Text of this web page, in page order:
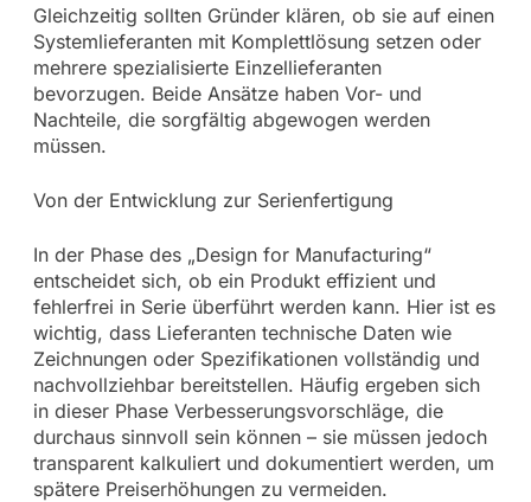
Gleichzeitig sollten Gründer klären, ob sie auf einen
Systemlieferanten mit Komplettlösung setzen oder
mehrere spezialisierte Einzellieferanten
bevorzugen. Beide Ansätze haben Vor- und
Nachteile, die sorgfältig abgewogen werden
müssen.
Von der Entwicklung zur Serienfertigung
In der Phase des „Design for Manufacturing“
entscheidet sich, ob ein Produkt effizient und
fehlerfrei in Serie überführt werden kann. Hier ist es
wichtig, dass Lieferanten technische Daten wie
Zeichnungen oder Spezifikationen vollständig und
nachvollziehbar bereitstellen. Häufig ergeben sich
in dieser Phase Verbesserungsvorschläge, die
durchaus sinnvoll sein können – sie müssen jedoch
transparent kalkuliert und dokumentiert werden, um
spätere Preiserhöhungen zu vermeiden.